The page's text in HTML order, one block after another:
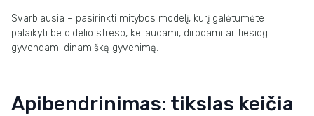
Svarbiausia – pasirinkti mitybos modelį, kurį galėtumėte
palaikyti be didelio streso, keliaudami, dirbdami ar tiesiog
gyvendami dinamišką gyvenimą.
Apibendrinimas: tikslas keičia